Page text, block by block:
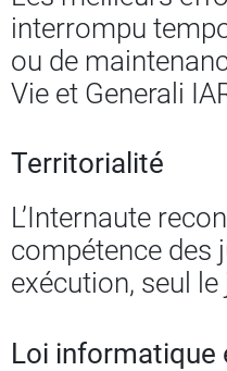
interrompu
ou de
Vie et Generali
Territorialité
L’Internaute
compétence des
exécution, seul
Loi informatique